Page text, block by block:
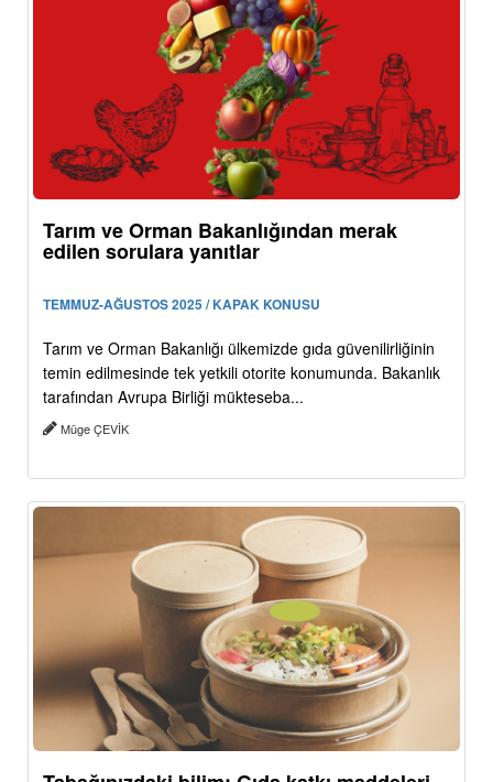
Tarım ve Orman Bakanlığından merak
edilen sorulara yanıtlar
TEMMUZ-AĞUSTOS 2025 / KAPAK KONUSU
Tarım ve Orman Bakanlığı ülkemizde gıda güvenilirliğinin
temin edilmesinde tek yetkili otorite konumunda. Bakanlık
tarafından Avrupa Birliği mükteseba...
Müge ÇEVİK